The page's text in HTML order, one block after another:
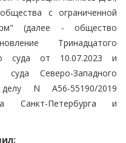
с ограниченной
(далее - общество
Тринадцатого
суда от 10.07.2023 и
суда Северо-Западного
N А56-55190/2019
Санкт-Петербурга и